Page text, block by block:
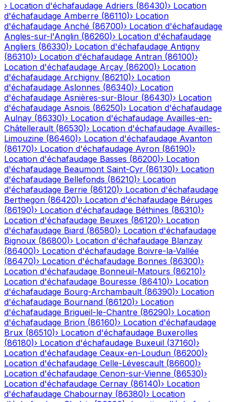
› Location d'échafaudage Adriers (86430)› Location
d'échafaudage Amberre (86110)› Location
d'échafaudage Anché (86700)› Location d'échafaudage
Angles-sur-l'Anglin (86260)› Location d'échafaudage
Angliers (86330)› Location d'échafaudage Antigny
(86310)› Location d'échafaudage Antran (86100)›
Location d'échafaudage Arçay (86200)› Location
d'échafaudage Archigny (86210)› Location
d'échafaudage Aslonnes (86340)› Location
d'échafaudage Asnières-sur-Blour (86430)› Location
d'échafaudage Asnois (86250)› Location d'échafaudage
Aulnay (86330)› Location d'échafaudage Availles-en-
Châtellerault (86530)› Location d'échafaudage Availles-
Limouzine (86460)› Location d'échafaudage Avanton
(86170)› Location d'échafaudage Ayron (86190)›
Location d'échafaudage Basses (86200)› Location
d'échafaudage Beaumont Saint-Cyr (86130)› Location
d'échafaudage Bellefonds (86210)› Location
d'échafaudage Berrie (86120)› Location d'échafaudage
Berthegon (86420)› Location d'échafaudage Béruges
(86190)› Location d'échafaudage Béthines (86310)›
Location d'échafaudage Beuxes (86120)› Location
d'échafaudage Biard (86580)› Location d'échafaudage
Bignoux (86800)› Location d'échafaudage Blanzay
(86400)› Location d'échafaudage Boivre-la-Vallée
(86470)› Location d'échafaudage Bonnes (86300)›
Location d'échafaudage Bonneuil-Matours (86210)›
Location d'échafaudage Bouresse (86410)› Location
d'échafaudage Bourg-Archambault (86390)› Location
d'échafaudage Bournand (86120)› Location
d'échafaudage Brigueil-le-Chantre (86290)› Location
d'échafaudage Brion (86160)› Location d'échafaudage
Brux (86510)› Location d'échafaudage Buxerolles
(86180)› Location d'échafaudage Buxeuil (37160)›
Location d'échafaudage Ceaux-en-Loudun (86200)›
Location d'échafaudage Celle-Lévescault (86600)›
Location d'échafaudage Cenon-sur-Vienne (86530)›
Location d'échafaudage Cernay (86140)› Location
d'échafaudage Chabournay (86380)› Location